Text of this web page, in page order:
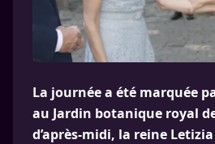
La journée a été marquée
au Jardin botanique royal
d’après-midi, la reine